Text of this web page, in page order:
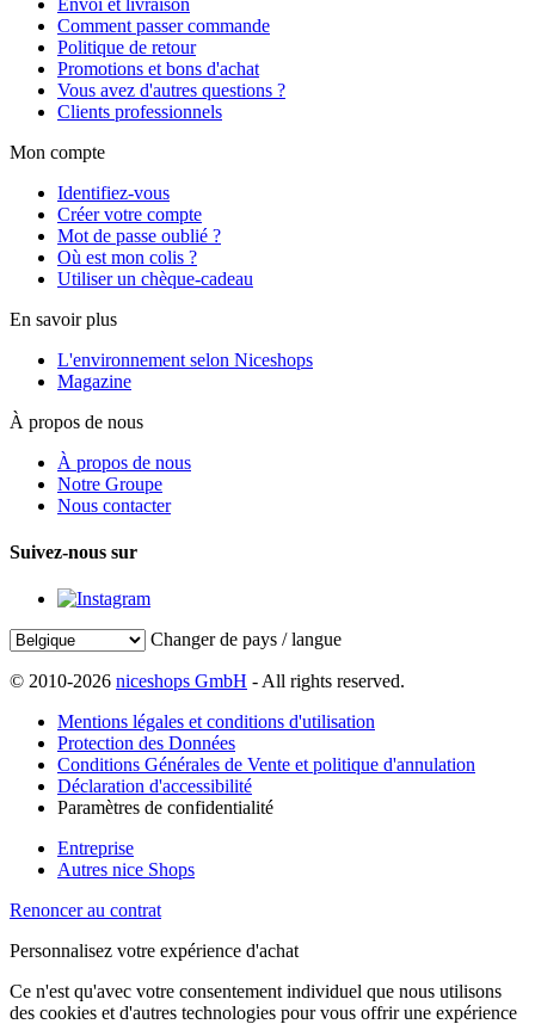
Comment passer commande
Politique de retour
Promotions et bons d'achat
Vous avez d'autres questions ?
Clients professionnels
Mon compte
Identifiez-vous
Créer votre compte
Mot de passe oublié ?
Où est mon colis ?
Utiliser un chèque-cadeau
En savoir plus
L'environnement selon Niceshops
Magazine
À propos de nous
À propos de nous
Notre Groupe
Nous contacter
Suivez-nous sur
Changer de pays / langue
© 2010-2026 niceshops GmbH - All rights reserved.
Mentions légales et conditions d'utilisation
Protection des Données
Conditions Générales de Vente et politique d'annulation
Déclaration d'accessibilité
Paramètres de confidentialité
Entreprise
Autres nice Shops
Renoncer au contrat
Personnalisez votre expérience d'achat
Ce n'est qu'avec votre consentement individuel que nous utilisons
des cookies et d'autres technologies pour vous offrir une expérience